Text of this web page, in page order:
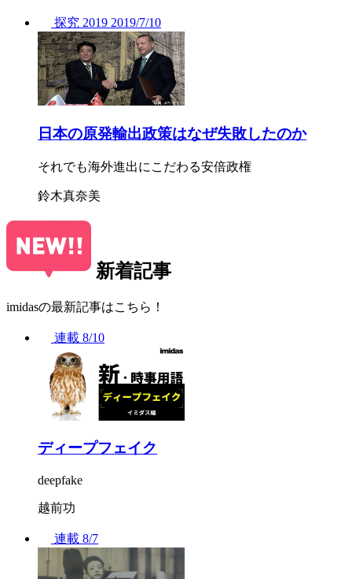
探究 2019 2019/7/10
日本の原発輸出政策はなぜ失敗したのか
それでも海外進出にこだわる安倍政権
鈴木真奈美
新着記事
imidasの最新記事はこちら！
連載 8/10
ディープフェイク
deepfake
越前功
連載 8/7